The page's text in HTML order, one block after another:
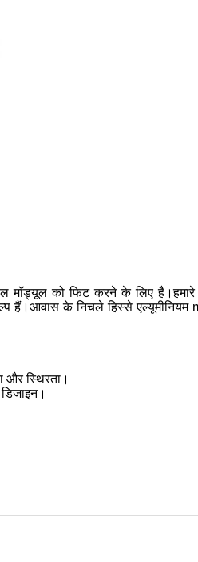
मॉड्यूल को फिट करने के लिए
के निचले हिस्से एल्यूमीनियम
और स्थिरता।